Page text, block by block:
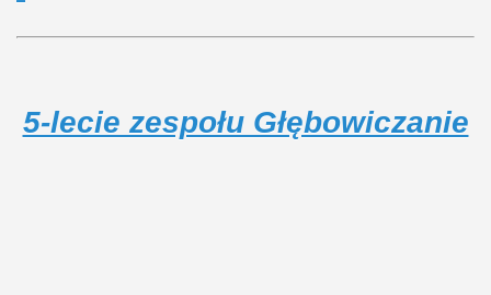
5-lecie zespołu Głębowiczanie